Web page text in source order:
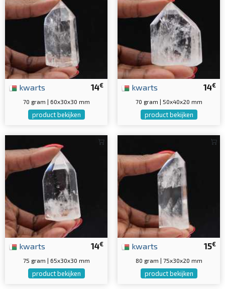
14€
kwarts
70 gram | 60x30x30 mm
product bekijken
14€
kwarts
70 gram | 50x40x20 mm
product bekijken
14€
kwarts
75 gram | 65x30x30 mm
product bekijken
15€
kwarts
80 gram | 75x30x20 mm
product bekijken